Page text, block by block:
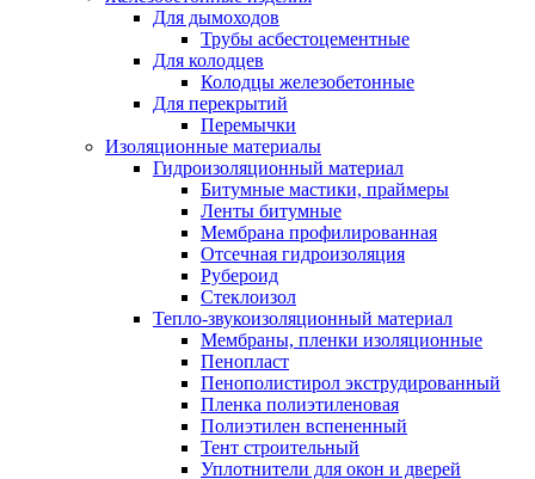
Для дымоходов
Трубы асбестоцементные
Для колодцев
Колодцы железобетонные
Для перекрытий
Перемычки
Изоляционные материалы
Гидроизоляционный материал
Битумные мастики, праймеры
Ленты битумные
Мембрана профилированная
Отсечная гидроизоляция
Рубероид
Стеклоизол
Тепло-звукоизоляционный материал
Мембраны, пленки изоляционные
Пенопласт
Пенополистирол экструдированный
Пленка полиэтиленовая
Полиэтилен вспененный
Тент строительный
Уплотнители для окон и дверей